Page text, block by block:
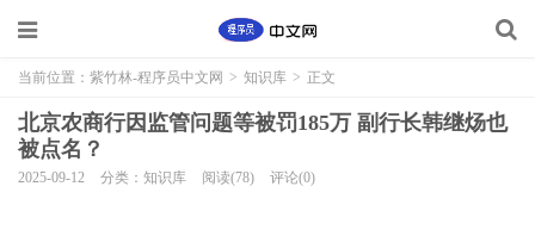
当前位置： 紫竹林-程序员中文网 > 知识库 > 正文
北京农商行因监管问题等被罚185万 副行长韩继炀也
被点名？
2025-09-12 分类：知识库 阅读(78) 评论(0)